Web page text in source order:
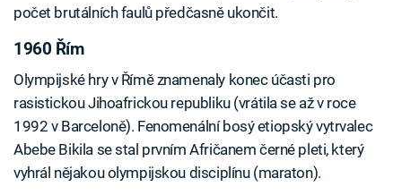
počet brutálních faulů předčasně ukončit.
1960 Řím
Olympijské hry v Římě znamenaly konec účasti pro
rasistickou Jihoafrickou republiku (vrátila se až v roce
1992 v Barceloně). Fenomenální bosý etiopský vytrvalec
Abebe Bikila se stal prvním Afričanem černé pleti, který
vyhrál nějakou olympijskou disciplínu (maraton).